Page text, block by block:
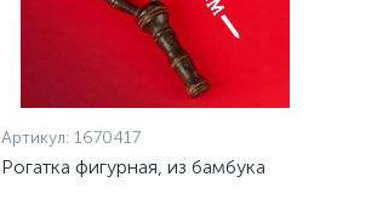
Артикул: 1670417
Рогатка фигурная, из бамбука